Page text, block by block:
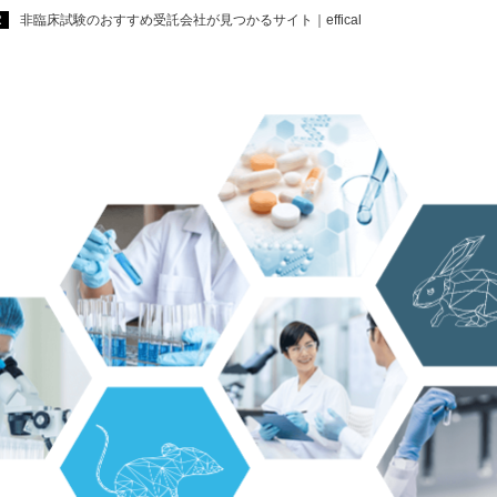
非臨床試験のおすすめ受託会社が見つかるサイト｜effical